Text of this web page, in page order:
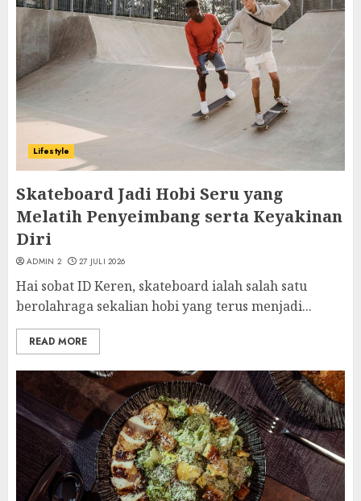
Lifestyle
Skateboard Jadi Hobi Seru yang
Melatih Penyeimbang serta Keyakinan
Diri
ADMIN 2 27 JULI 2026
Hai sobat ID Keren, skateboard ialah salah satu
berolahraga sekalian hobi yang terus menjadi...
READ MORE